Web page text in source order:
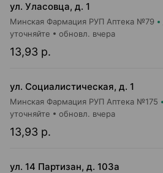
ул. Уласовца, д. 1
Минская Фармация РУП Аптека №79
13,93 р.
уточняйте обновл. вчера
ул. Социалистическая, д. 1
Минская Фармация РУП Аптека №175
13,93 р.
уточняйте обновл. вчера
ул. 14 Партизан, д. 103а